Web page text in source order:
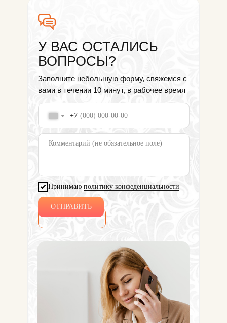
У ВАС ОСТАЛИСЬ
ВОПРОСЫ?
Заполните небольшую форму, свяжемся с
вами в течении 10 минут, в рабочее время
+7
Принимаю политику конфеденциальности
ОТПРАВИТЬ